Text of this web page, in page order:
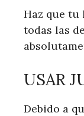
Haz que tu
todas las
USAR
Debido a